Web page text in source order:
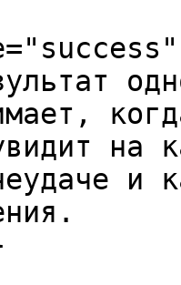
на
и